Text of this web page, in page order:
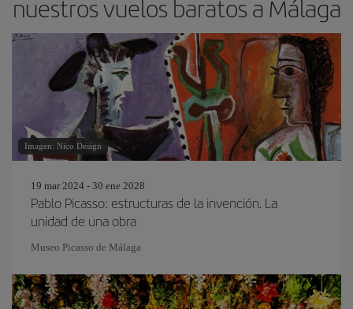
nuestros vuelos baratos a Málaga
Imagen: Nico Design
19 mar 2024 - 30 ene 2028
Pablo Picasso: estructuras de la invención. La
unidad de una obra
Museo Picasso de Málaga